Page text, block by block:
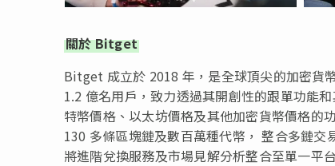
關於 Bitget
Bitget 成立於 2018 年，是全球頂尖的加密貨
1.2 億名用戶，致力透過其開創性的跟單功能
特幣價格、以太坊價格及其他加密貨幣價格
130 多條區塊鏈及數百萬種代幣， 整合多鏈
將進階兌換服務及市場見解分析整合至單一平